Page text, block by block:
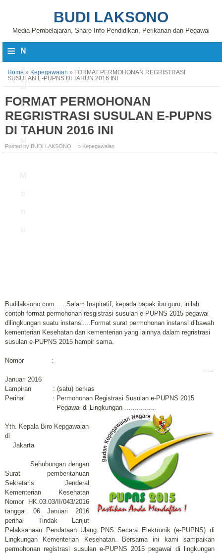
BUDI LAKSONO
Media Pembelajaran, Share Info Pendidikan, Perikanan dan Pegawai
≡ N
vi
g
a
Home » Kepegawaian » FORMAT PERMOHONAN REGRISTRASI
SUSULAN E-PUPNS DI TAHUN 2016 INI
FORMAT PERMOHONAN
REGRISTRASI SUSULAN E-PUPNS
DI TAHUN 2016 INI
Posted by BUDI LAKSONO » Kepegawaian
Budilaksono.com......Salam Inspiratif, kepada bapak ibu guru, inilah
contoh format permohonan resgistrasi susulan e-PUPNS 2015 pegawai
dilingkungan suatu instansi....Format surat permohonan instansi dibawah
kementerian Kesehatan dan kementerian yang lainnya dalam regristrasi
susulan e-PUPNS 2015 hampir sama.
Nomor :
.....
Januari 2016
Lampiran : (satu) berkas
Perihal : Permohonan Registrasi Susulan e-PUPNS 2015
Pegawai di Lingkungan ................
Yth. Kepala Biro Kepgawaian
di
Jakarta
Sehubungan dengan
Surat pemberitahuan
Sekretaris Jenderal
Kementerian Kesehatan
Nomor HK.03.03/II/043/2016
tanggal 06 Januari 2016
perihal Tindak Lanjut
Pelaksanaan Pendataan Ulang PNS Secara Elektronik (e-PUPNS) di
Lingkungan Kementerian Kesehatan. Bersama ini kami sampaikan
permohonan registrasi susulan e-PUPNS 2015 pegawai di lingkungan